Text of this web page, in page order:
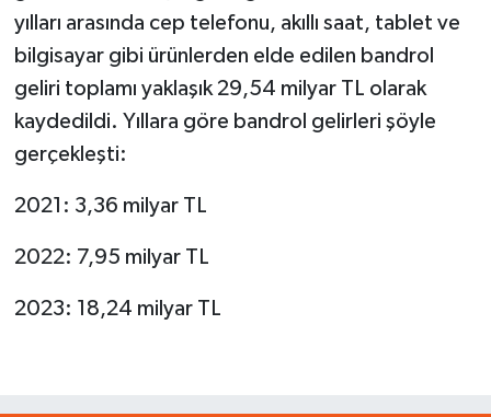
yılları arasında cep telefonu, akıllı saat, tablet ve
bilgisayar gibi ürünlerden elde edilen bandrol
geliri toplamı yaklaşık 29,54 milyar TL olarak
kaydedildi. Yıllara göre bandrol gelirleri şöyle
gerçekleşti:
2021: 3,36 milyar TL
2022: 7,95 milyar TL
2023: 18,24 milyar TL